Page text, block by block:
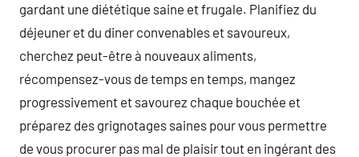
gardant une diététique saine et frugale. Planifiez du
déjeuner et du diner convenables et savoureux,
cherchez peut-être à nouveaux aliments,
récompensez-vous de temps en temps, mangez
progressivement et savourez chaque bouchée et
préparez des grignotages saines pour vous permettre
de vous procurer pas mal de plaisir tout en ingérant des